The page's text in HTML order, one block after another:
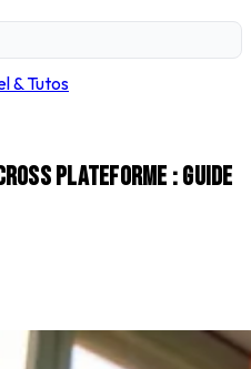
& Tutos
plateforme : Guide